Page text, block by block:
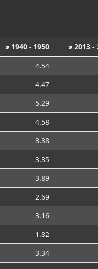
⌀ 1940 - 1950 ⌀ 2013 -
4.54
4.47
5.29
4.58
3.38
3.35
3.89
2.69
3.16
1.82
3.34